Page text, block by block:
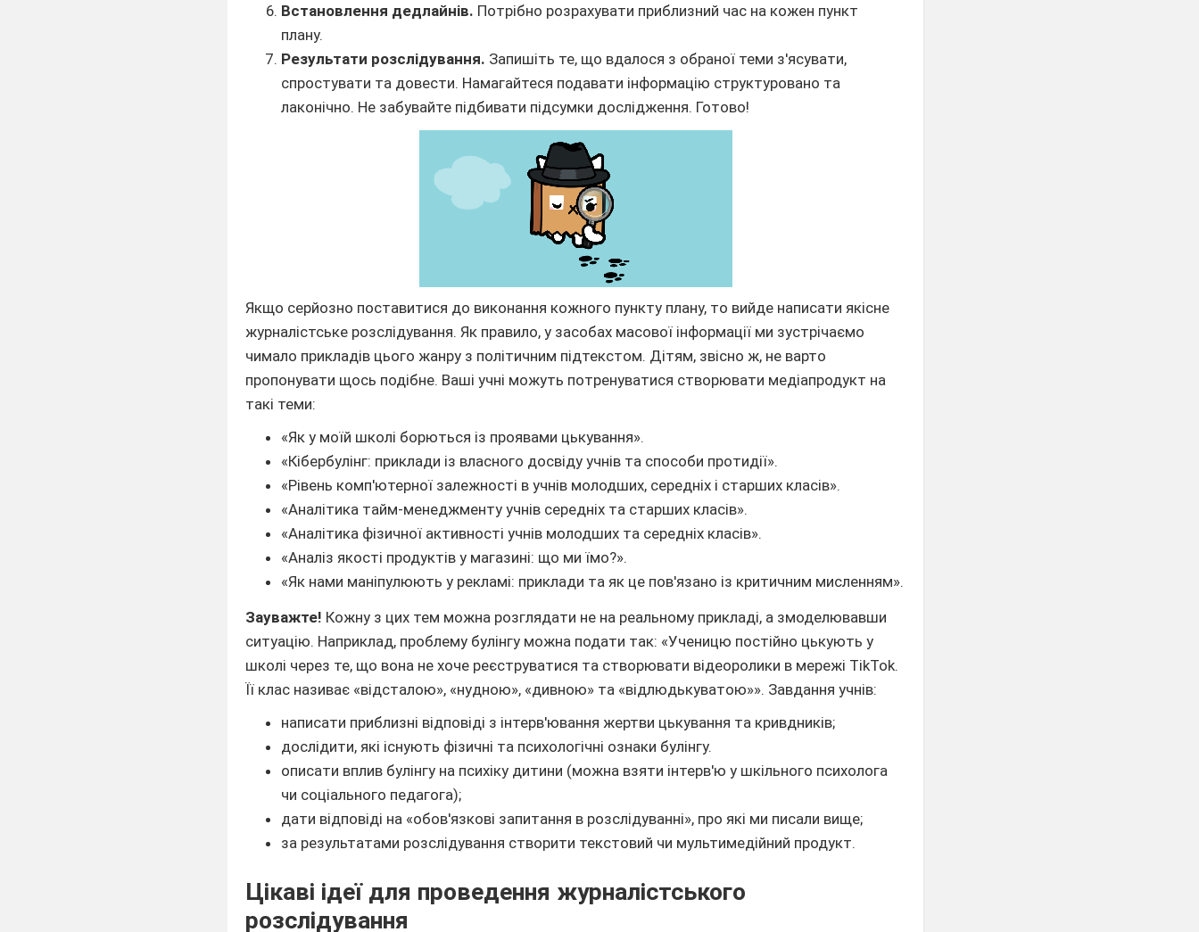
Встановлення дедлайнів. Потрібно розрахувати приблизний час на кожен пункт
плану.
Результати розслідування. Запишіть те, що вдалося з обраної теми з'ясувати,
спростувати та довести. Намагайтеся подавати інформацію структуровано та
лаконічно. Не забувайте підбивати підсумки дослідження. Готово!
Якщо серйозно поставитися до виконання кожного пункту плану, то вийде написати якісне
журналістське розслідування. Як правило, у засобах масової інформації ми зустрічаємо
чимало прикладів цього жанру з політичним підтекстом. Дітям, звісно ж, не варто
пропонувати щось подібне. Ваші учні можуть потренуватися створювати медіапродукт на
такі теми:
«Як у моїй школі борються із проявами цькування».
«Кібербулінг: приклади із власного досвіду учнів та способи протидії».
«Рівень комп'ютерної залежності в учнів молодших, середніх і старших класів».
«Аналітика тайм-менеджменту учнів середніх та старших класів».
«Аналітика фізичної активності учнів молодших та середніх класів».
«Аналіз якості продуктів у магазині: що ми їмо?».
«Як нами маніпулюють у рекламі: приклади та як це пов'язано із критичним мисленням».
Зауважте! Кожну з цих тем можна розглядати не на реальному прикладі, а змоделювавши
ситуацію. Наприклад, проблему булінгу можна подати так: «Ученицю постійно цькують у
школі через те, що вона не хоче реєструватися та створювати відеоролики в мережі TikTok.
Її клас називає «відсталою», «нудною», «дивною» та «відлюдькуватою»». Завдання учнів:
написати приблизні відповіді з інтерв'ювання жертви цькування та кривдників;
дослідити, які існують фізичні та психологічні ознаки булінгу.
описати вплив булінгу на психіку дитини (можна взяти інтерв'ю у шкільного психолога
чи соціального педагога);
дати відповіді на «обов'язкові запитання в розслідуванні», про які ми писали вище;
за результатами розслідування створити текстовий чи мультимедійний продукт.
Цікаві ідеї для проведення журналістського
розслідування